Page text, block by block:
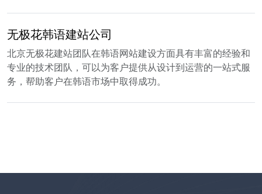
无极花韩语建站公司
北京无极花建站团队在韩语网站建设方面具有丰富的经验和
专业的技术团队，可以为客户提供从设计到运营的一站式服
务，帮助客户在韩语市场中取得成功。